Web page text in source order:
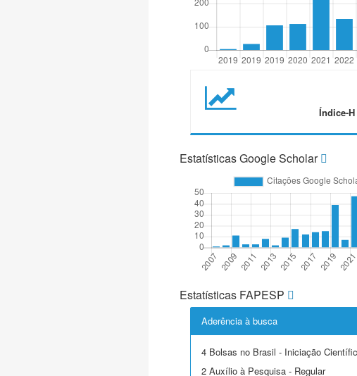
Índice-
Estatísticas Google Scholar
Estatísticas FAPESP
Aderência à busca
4 Bolsas no Brasil - Iniciação
2 Auxílio à Pesquisa - Regular